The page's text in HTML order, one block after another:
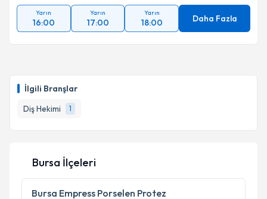
İlgili Branşlar
Diş Hekimi
1
Yarın
16:00
Yarın
17:00
Yarın
18:00 Daha Fazla
Bursa İlçeleri
Bursa Empress Porselen Protez